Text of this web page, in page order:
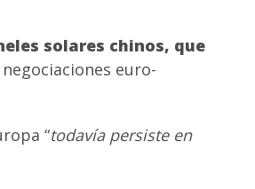
solares chinos, que
euro-
“todavía persiste en